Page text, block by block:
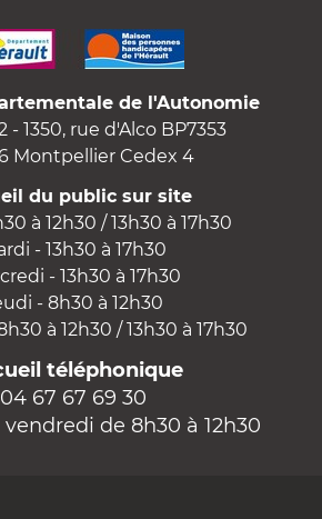
de l'Autonomie
- 1350, rue d'Alco BP7353
Montpellier Cedex 4
du public sur site
à 12h30 / 13h30 à 17h30
- 13h30 à 17h30
- 13h30 à 17h30
- 8h30 à 12h30
à 12h30 / 13h30 à 17h30
téléphonique
04 67 67 69 30
de 8h30 à 12h30